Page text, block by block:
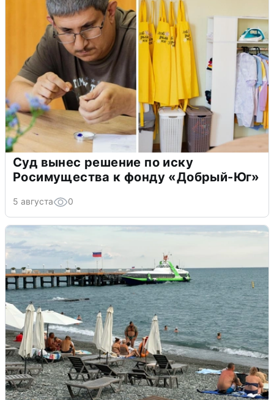
Суд вынес решение по иску
Росимущества к фонду «Добрый-Юг»
5 августа 0